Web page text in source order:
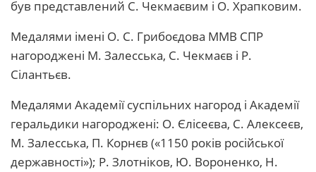
був представлений С. Чекмаєвим і О. Храпковим.
Медалями імені О. С. Грибоєдова ММВ СПР
нагороджені М. Залесська, С. Чекмаєв і Р.
Сілантьєв.
Медалями Академії суспільних нагород і Академії
геральдики нагороджені: О. Єлісеєва, С. Алексеєв,
М. Залесська, П. Корнєв («1150 років російської
державності»); Р. Злотніков, Ю. Вороненко, Н.